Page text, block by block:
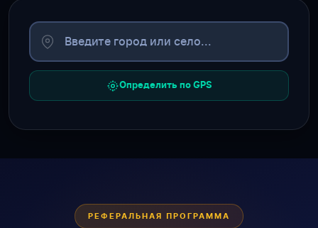
Определить по GPS
РЕФЕРАЛЬНАЯ ПРОГРАММА